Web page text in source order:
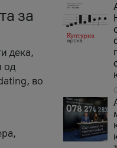
за
дека,
од
во